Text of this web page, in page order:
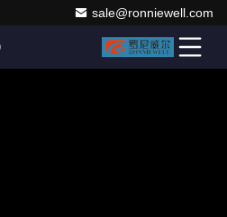
sale@ronniewell.com